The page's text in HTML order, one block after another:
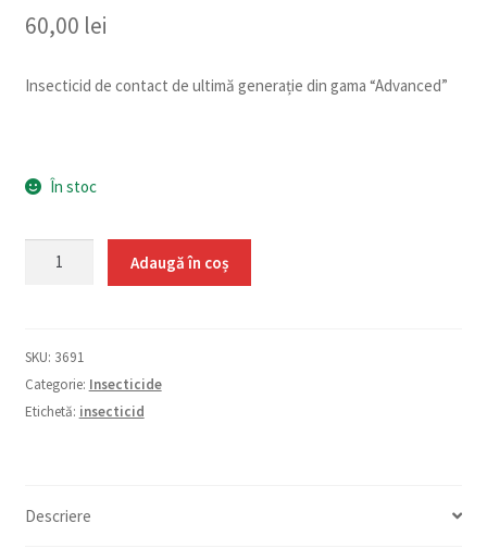
60,00 lei
Insecticid de contact de ultimă generație din gama “Advanced”
În stoc
Cantitate
ml
Adaugă în coș
SKU: 3691
Categorie: Insecticide
Etichetă: insecticid
Descriere